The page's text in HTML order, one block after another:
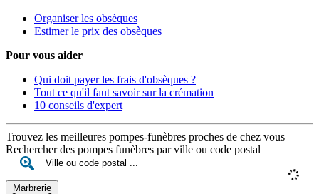
Organiser les obsèques
Estimer le prix des obsèques
Pour vous aider
Qui doit payer les frais d'obsèques ?
Tout ce qu'il faut savoir sur la crémation
10 conseils d'expert
Trouvez les meilleures pompes-funèbres proches de chez vous
Rechercher des pompes funèbres par ville ou code postal
Marbrerie